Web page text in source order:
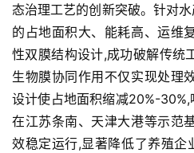
态治理工艺的创新突破。针对
的占地面积大、能耗高、运维
性双膜结构设计,成功破解传统
生物膜协同作用不仅实现处理
设计使占地面积缩减20%-30%,
在江苏条南、天津大港等示范
效稳定运行,显著降低了养殖企